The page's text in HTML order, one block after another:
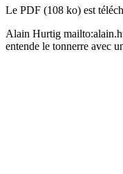
Le PDF (108 ko) est
Alain Hurtig
entende le tonnerre avec